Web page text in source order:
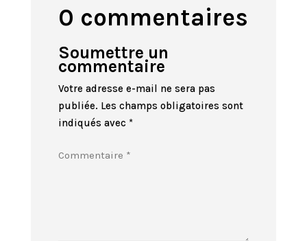
0 commentaires
Soumettre un
commentaire
Votre adresse e-mail ne sera pas
publiée. Les champs obligatoires sont
indiqués avec *